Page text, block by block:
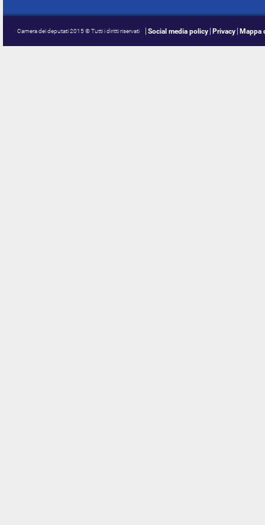
Camera dei deputati 2015 © Tutti i diritti riservati Social media policy Privacy Mappa